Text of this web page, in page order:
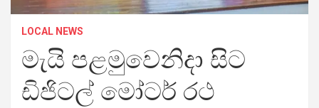
LOCAL NEWS
මැයි පළමුවෙනිදා සිට
ඩිජිටල් මෝටර් රථ